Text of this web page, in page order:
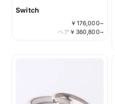
Switch
￥ 176,000~
￥ 360,800~
ペア